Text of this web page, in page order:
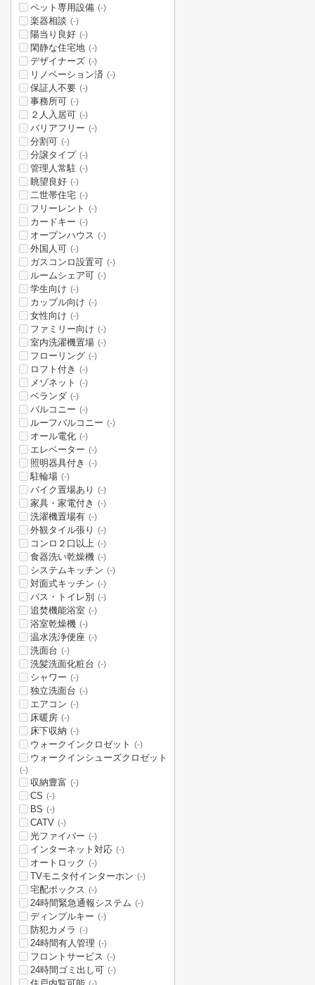
ペット専用設備 (-)
楽器相談 (-)
陽当り良好 (-)
閑静な住宅地 (-)
デザイナーズ (-)
リノベーション済 (-)
保証人不要 (-)
事務所可 (-)
２人入居可 (-)
バリアフリー (-)
分割可 (-)
分譲タイプ (-)
管理人常駐 (-)
眺望良好 (-)
二世帯住宅 (-)
フリーレント (-)
カードキー (-)
オープンハウス (-)
外国人可 (-)
ガスコンロ設置可 (-)
ルームシェア可 (-)
学生向け (-)
カップル向け (-)
女性向け (-)
ファミリー向け (-)
室内洗濯機置場 (-)
フローリング (-)
ロフト付き (-)
メゾネット (-)
ベランダ (-)
バルコニー (-)
ルーフバルコニー (-)
オール電化 (-)
エレベーター (-)
照明器具付き (-)
駐輪場 (-)
バイク置場あり (-)
家具・家電付き (-)
洗濯機置場有 (-)
外観タイル張り (-)
コンロ２口以上 (-)
食器洗い乾燥機 (-)
システムキッチン (-)
対面式キッチン (-)
バス・トイレ別 (-)
追焚機能浴室 (-)
浴室乾燥機 (-)
温水洗浄便座 (-)
洗面台 (-)
洗髪洗面化粧台 (-)
シャワー (-)
独立洗面台 (-)
エアコン (-)
床暖房 (-)
床下収納 (-)
ウォークインクロゼット (-)
ウォークインシューズクロゼット
(-)
収納豊富 (-)
CS (-)
BS (-)
CATV (-)
光ファイバー (-)
インターネット対応 (-)
オートロック (-)
TVモニタ付インターホン (-)
宅配ボックス (-)
24時間緊急通報システム (-)
ディンプルキー (-)
防犯カメラ (-)
24時間有人管理 (-)
フロントサービス (-)
24時間ゴミ出し可 (-)